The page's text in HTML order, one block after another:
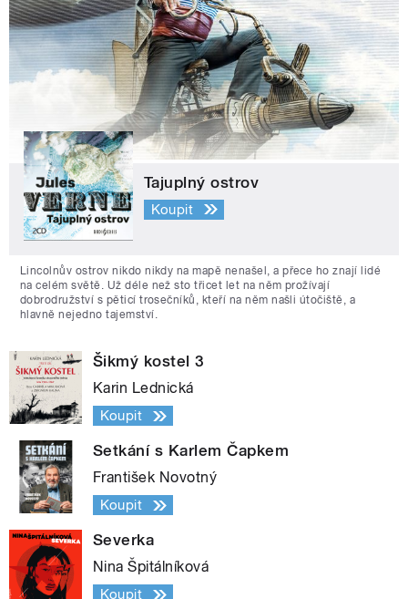
Tajuplný ostrov
Koupit
Lincolnův ostrov nikdo nikdy na mapě nenašel, a přece ho znají lidé
na celém světě. Už déle než sto třicet let na něm prožívají
dobrodružství s pěticí trosečníků, kteří na něm našli útočiště, a
hlavně nejedno tajemství.
Šikmý kostel 3
Karin Lednická
Koupit
Setkání s Karlem Čapkem
František Novotný
Koupit
Severka
Nina Špitálníková
Koupit